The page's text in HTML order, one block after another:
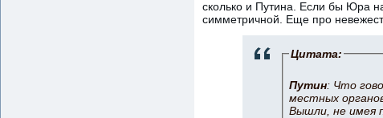
сколько и Путина. Если бы Юра
симметричной. Еще про
Цитата:
Путин: Что
местных
Вышли, не имея